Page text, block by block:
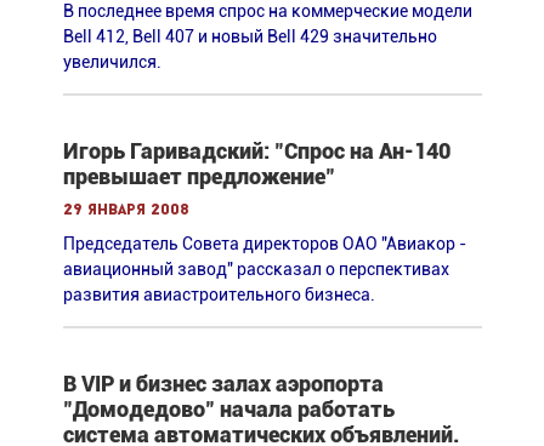
В последнее время спрос на коммерческие модели
Bell 412, Bell 407 и новый Bell 429 значительно
увеличился.
Игорь Гаривадский: "Спрос на Ан-140
превышает предложение"
29 января 2008
Председатель Совета директоров ОАО "Авиакор -
авиационный завод" рассказал о перспективах
развития авиастроительного бизнеса.
В VIP и бизнес залах аэропорта
"Домодедово" начала работать
система автоматических объявлений.